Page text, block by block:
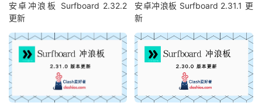
安卓冲浪板 Surfboard 2.32.2
更新
安卓冲浪板 Surfboard 2.31.1 更
新